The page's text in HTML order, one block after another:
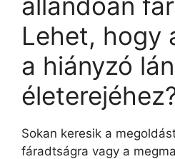
Lehet, hogy
a hiányzó
Sokan keresik a
fáradtságra vagy a